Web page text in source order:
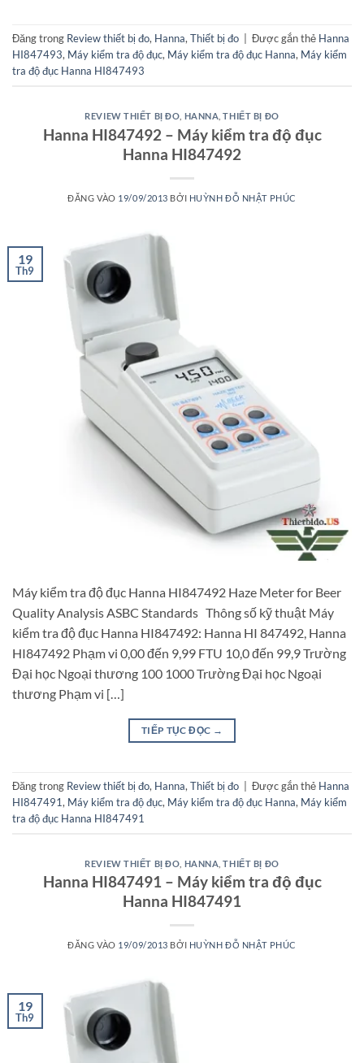
Đăng trong Review thiết bị đo, Hanna,Thiết bị đo Được gắn thẻ Hanna
HI847493, Máy kiểm tra độ đục, Máy kiểm tra độ đục Hanna, Máy kiểm
tra độ đục Hanna HI847493
REVIEW THIẾT BỊ ĐO HANNA ,THIẾT BỊ ĐO
Hanna HI847492 – Máy kiểm tra độ đục
Hanna HI847492
ĐĂNG VÀO 19/09/2013 BỞI HUỲNH ĐỖ NHẬT PHÚC
19
Th9
Máy kiểm tra độ đục Hanna HI847492 Haze Meter for Beer
Quality Analysis ASBC Standards Thông số kỹ thuật Máy
kiểm tra độ đục Hanna HI847492: Hanna HI 847492, Hanna
HI847492 Phạm vi 0,00 đến 9,99 FTU 10,0 đến 99,9 Trường
Đại học Ngoại thương 100 1000 Trường Đại học Ngoại
thương Phạm vi […]
TIẾP TỤC ĐỌC →
Đăng trong Review thiết bị đo, Hanna, Thiết bị đo Được gắn thẻ Hanna
HI847491, Máy kiểm tra độ đục, Máy kiểm tra độ đục Hanna, Máy kiểm
tra độ đục Hanna HI847491
REVIEW THIẾT BỊ ĐO HANNA ,THIẾT BỊ ĐO
Hanna HI847491 – Máy kiểm tra độ đục
Hanna HI847491
ĐĂNG VÀO 19/09/2013 BỞI HUỲNH ĐỖ NHẬT PHÚC
19
Th9